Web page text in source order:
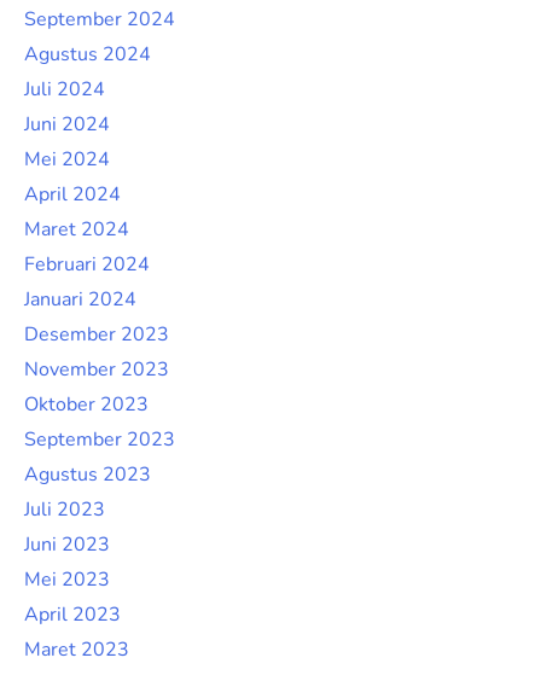
September 2024
Agustus 2024
Juli 2024
Juni 2024
Mei 2024
April 2024
Maret 2024
Februari 2024
Januari 2024
Desember 2023
November 2023
Oktober 2023
September 2023
Agustus 2023
Juli 2023
Juni 2023
Mei 2023
April 2023
Maret 2023